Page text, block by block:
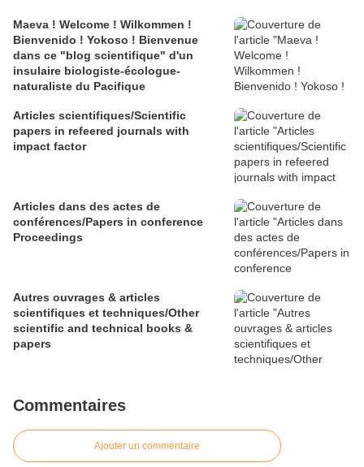
Maeva ! Welcome ! Wilkommen !
Bienvenido ! Yokoso ! Bienvenue
dans ce "blog scientifique" d'un
insulaire biologiste-écologue-
naturaliste du Pacifique
Articles scientifiques/Scientific
papers in refeered journals with
impact factor
Articles dans des actes de
conférences/Papers in conference
Proceedings
Autres ouvrages & articles
scientifiques et techniques/Other
scientific and technical books &
papers
Commentaires
Ajouter un commentaire